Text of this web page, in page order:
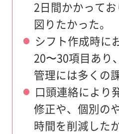
2日間かかって
図りたかった。
シフト作成時に
20〜30項目あり
管理には多くの
口頭連絡により
修正や、個別の
時間を削減した